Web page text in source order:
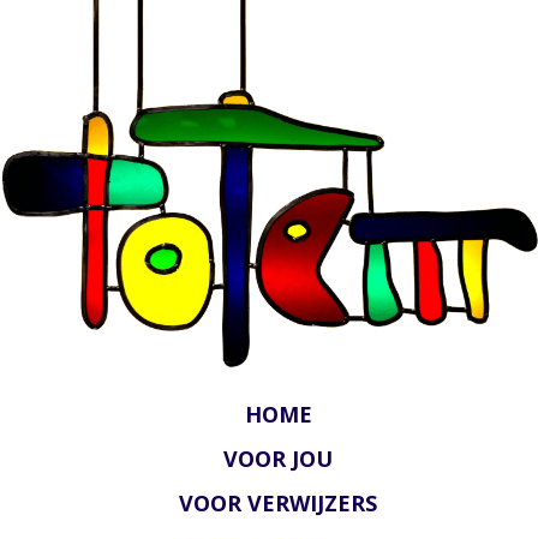
HOME
VOOR JOU
VOOR VERWIJZERS